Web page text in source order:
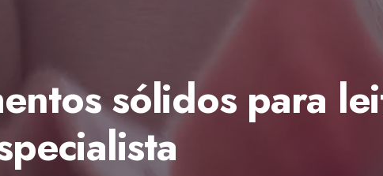
sólidos para